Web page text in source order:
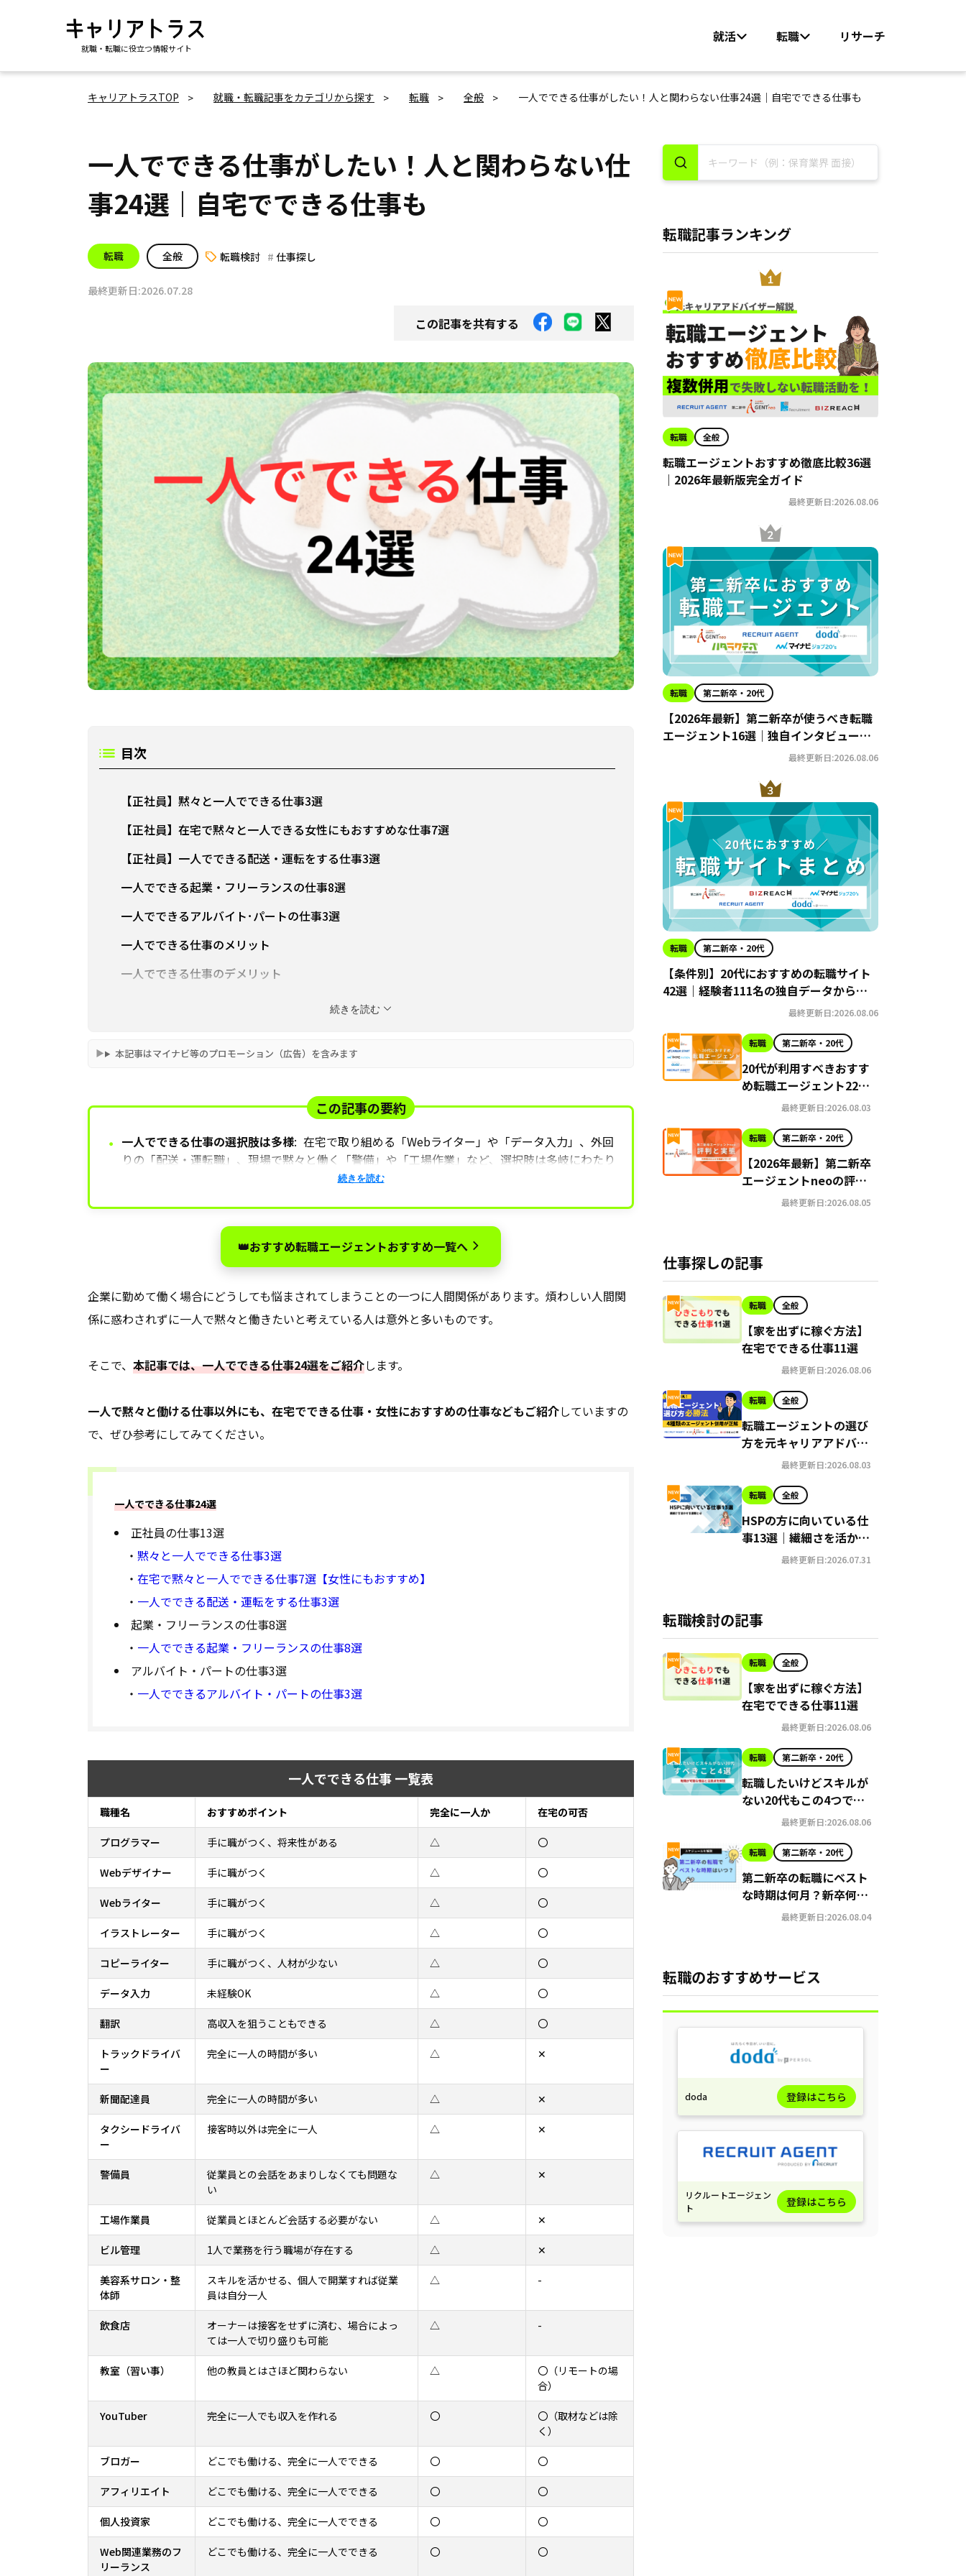
就職・転職に役立つ情報サイト
就活 転職 リサーチ
キャリアトラスTOP 就職・転職記事をカテゴリから探す 転職 全般 一人でできる仕事がしたい！人と関わらない仕事24選｜自宅でできる仕事も
一人でできる仕事がしたい！人と関わらない仕
事24選｜自宅でできる仕事も
転職 全般 転職検討 仕事探し
最終更新日:2026.07.28
この記事を共有する
目次
【正社員】黙々と一人でできる仕事3選
【正社員】在宅で黙々と一人できる女性にもおすすめな仕事7選
【正社員】一人でできる配送・運転をする仕事3選
一人でできる起業・フリーランスの仕事8選
一人でできるアルバイト･パートの仕事3選
一人でできる仕事のメリット
一人でできる仕事のデメリット
一人でできる仕事に就きたい方におすすめの転職サイト・エージェント4選
続きを読む
本記事はマイナビ等のプロモーション（広告）を含みます
この記事の要約
・ 一人でできる仕事の選択肢は多様: 在宅で取り組める「Webライター」や「データ入力」、外回
りの「配送・運転職」、現場で黙々と働く「警備」や「工場作業」など、選択肢は多岐にわたり
人間関係のストレス軽減や自分のペースで働ける利点がある一方、自己
仕事選び成功のポイント 自分で調べる癖や決断力を身につけることが重要で、適性に合った仕
事を選ぶために転職エージェントを活用することもおすすめです。
続きを読む
👑おすすめ転職エージェントおすすめ一覧へ
企業に勤めて働く場合にどうしても悩まされてしまうことの一つに人間関係があります。煩わしい人間関
係に惑わされずに一人で黙々と働きたいと考えている人は意外と多いものです。
そこで、 本記事では、一人でできる仕事24選をご紹介します。
一人で黙々と働ける仕事以外にも、在宅でできる仕事・女性におすすめの仕事などもご紹介していますの
で、ぜひ参考にしてみてください。
一人でできる仕事24選
正社員の仕事13選
・ 黙々と一人でできる仕事3選
・ 在宅で黙々と一人でできる仕事7選【女性にもおすすめ】
・ 一人でできる配送・運転をする仕事3選
起業・フリーランスの仕事8選
・ 一人でできる起業・フリーランスの仕事8選
アルバイト・パートの仕事3選
・ 一人でできるアルバイト・パートの仕事3選
一人でできる仕事 一覧表
職種名 おすすめポイント 完全に一人か 在宅の可否
プログラマー 手に職がつく、将来性がある △ 〇
Webデザイナー 手に職がつく △ 〇
Webライター 手に職がつく △ 〇
イラストレーター 手に職がつく △ 〇
コピーライター 手に職がつく、人材が少ない △ 〇
データ入力 未経験OK △ 〇
翻訳 高収入を狙うこともできる △ 〇
トラックドライバ
ー
完全に一人の時間が多い △ ✕
新聞配達員 完全に一人の時間が多い △ ✕
タクシードライバ
ー
接客時以外は完全に一人 △ ✕
警備員
従業員との会話をあまりしなくても問題な
い
△ ✕
工場作業員 従業員とほとんど会話する必要がない △ ✕
ビル管理 1人で業務を行う職場が存在する △ ✕
美容系サロン・整
体師
スキルを活かせる、個人で開業すれば従業
員は自分一人
△ -
飲食店
オーナーは接客をせずに済む、場合によっ
ては一人で切り盛りも可能
△ -
教室（習い事） 他の教員とはさほど関わらない △
〇（リモートの場
合）
YouTuber 完全に一人でも収入を作れる 〇
〇（取材などは除
く）
ブロガー どこでも働ける、完全に一人でできる 〇 〇
アフィリエイト どこでも働ける、完全に一人でできる 〇 〇
個人投資家 どこでも働ける、完全に一人でできる 〇 〇
Web関連業務のフ
リーランス
どこでも働ける、完全に一人でできる 〇 〇
転職記事ランキング
転職 全般
転職エージェントおすすめ徹底比較36選
｜2026年最新版完全ガイド
最終更新日:2026.08.06
転職 第二新卒・20代
【2026年最新】第二新卒が使うべき転職
エージェント16選｜独自インタビューか
らわかるおすすめ理由・サービスの特徴
最終更新日:2026.08.06
転職 第二新卒・20代
【条件別】20代におすすめの転職サイト
42選｜経験者111名の独自データから導
最終更新日:2026.08.06
転職 第二新卒・20代
20代が利用すべきおすす
め転職エージェント22選
【2026年最新】
最終更新日:2026.08.03
転職 第二新卒・20代
【2026年最新】第二新卒
エージェントneoの評判
はやばい？Google口コ
最終更新日:2026.08.05
仕事探しの記事
転職 全般
【家を出ずに稼ぐ方法】
在宅でできる仕事11選
最終更新日:2026.08.06
転職 全般
転職エージェントの選び
方を元キャリアアドバイ
ザーが解説。悪質なサー
最終更新日:2026.08.03
転職 全般
HSPの方に向いている仕
事13選｜繊細さを活かせ
る仕事や働きやすい環境
最終更新日:2026.07.31
転職検討の記事
転職 全般
【家を出ずに稼ぐ方法】
在宅でできる仕事11選
最終更新日:2026.08.06
転職 第二新卒・20代
転職したいけどスキルが
ない20代もこの4つで可
能に！理由と注意点
最終更新日:2026.08.06
転職 第二新卒・20代
第二新卒の転職にベスト
な時期は何月？新卒何年
目？スケジュールを解説
最終更新日:2026.08.04
転職のおすすめサービス
doda 登録はこちら
リクルートエージェン
ト
登録はこちら